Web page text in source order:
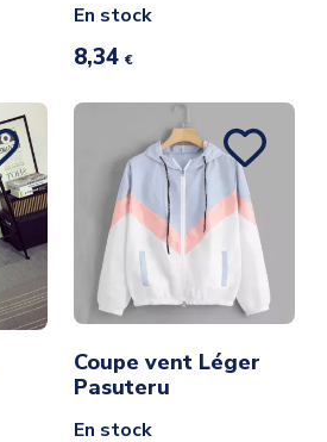
En stock
8,34 €
Coupe vent Léger
Pasuteru
En stock